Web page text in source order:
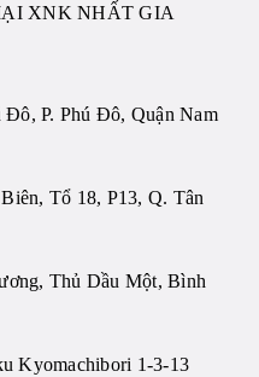
XNK NHẤT GIA
Đô, P. Phú Đô, Quận Nam
Tổ 18, P13, Q. Tân
Thủ Dầu Một, Bình
Kyomachibori 1-3-13